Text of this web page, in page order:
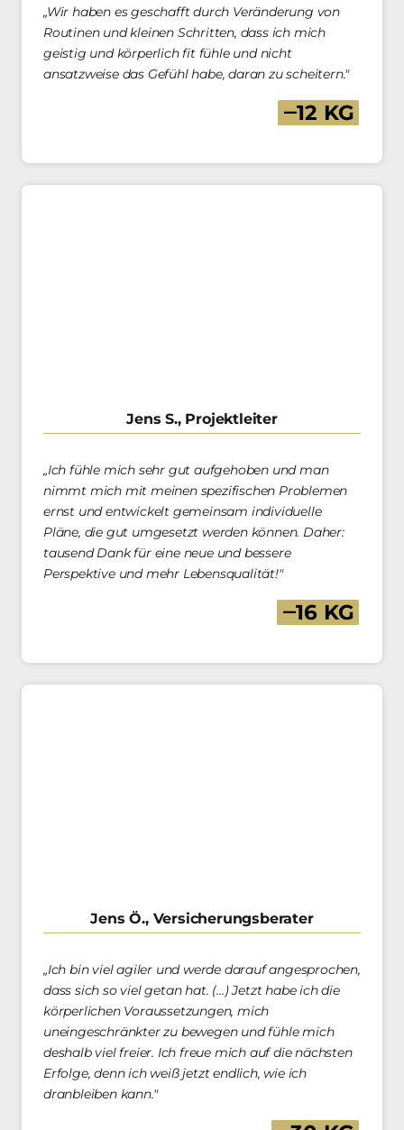
„Wir haben es geschafft durch Veränderung von
Routinen und kleinen Schritten, dass ich mich
geistig und körperlich fit fühle und nicht
ansatzweise das Gefühl habe, daran zu scheitern."
‒12 KG
Jens S., Projektleiter
„Ich fühle mich sehr gut aufgehoben und man
nimmt mich mit meinen spezifischen Problemen
ernst und entwickelt gemeinsam individuelle
Pläne, die gut umgesetzt werden können. Daher:
tausend Dank für eine neue und bessere
Perspektive und mehr Lebensqualität!"
‒16 KG
Jens Ö., Versicherungsberater
„Ich bin viel agiler und werde darauf angesprochen,
dass sich so viel getan hat. (…) Jetzt habe ich die
körperlichen Voraussetzungen, mich
uneingeschränkter zu bewegen und fühle mich
deshalb viel freier. Ich freue mich auf die nächsten
Erfolge, denn ich weiß jetzt endlich, wie ich
dranbleiben kann."